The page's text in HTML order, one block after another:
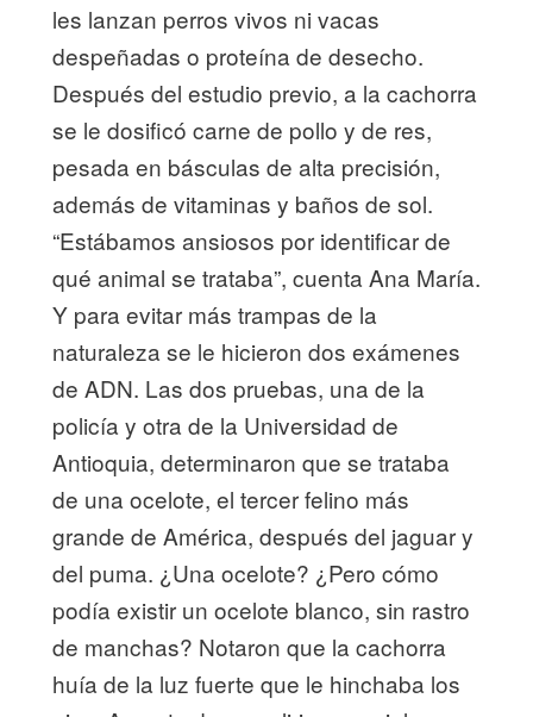
les lanzan perros vivos ni vacas
despeñadas o proteína de desecho.
Después del estudio previo, a la cachorra
se le dosificó carne de pollo y de res,
pesada en básculas de alta precisión,
además de vitaminas y baños de sol.
“Estábamos ansiosos por identificar de
qué animal se trataba”, cuenta Ana María.
Y para evitar más trampas de la
naturaleza se le hicieron dos exámenes
de ADN. Las dos pruebas, una de la
policía y otra de la Universidad de
Antioquia, determinaron que se trataba
de una ocelote, el tercer felino más
grande de América, después del jaguar y
del puma. ¿Una ocelote? ¿Pero cómo
podía existir un ocelote blanco, sin rastro
de manchas? Notaron que la cachorra
huía de la luz fuerte que le hinchaba los